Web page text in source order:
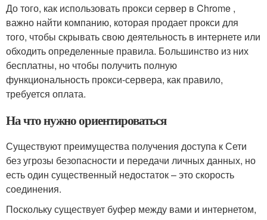
До того, как использовать прокси сервер в Chrome ,
важно найти компанию, которая продает прокси для
того, чтобы скрывать свою деятельность в интернете или
обходить определенные правила. Большинство из них
бесплатны, но чтобы получить полную
функциональность прокси-сервера, как правило,
требуется оплата.
На что нужно ориентироваться
Существуют преимущества получения доступа к Сети
без угрозы безопасности и передачи личных данных, но
есть один существенный недостаток – это скорость
соединения.
Поскольку существует буфер между вами и интернетом,